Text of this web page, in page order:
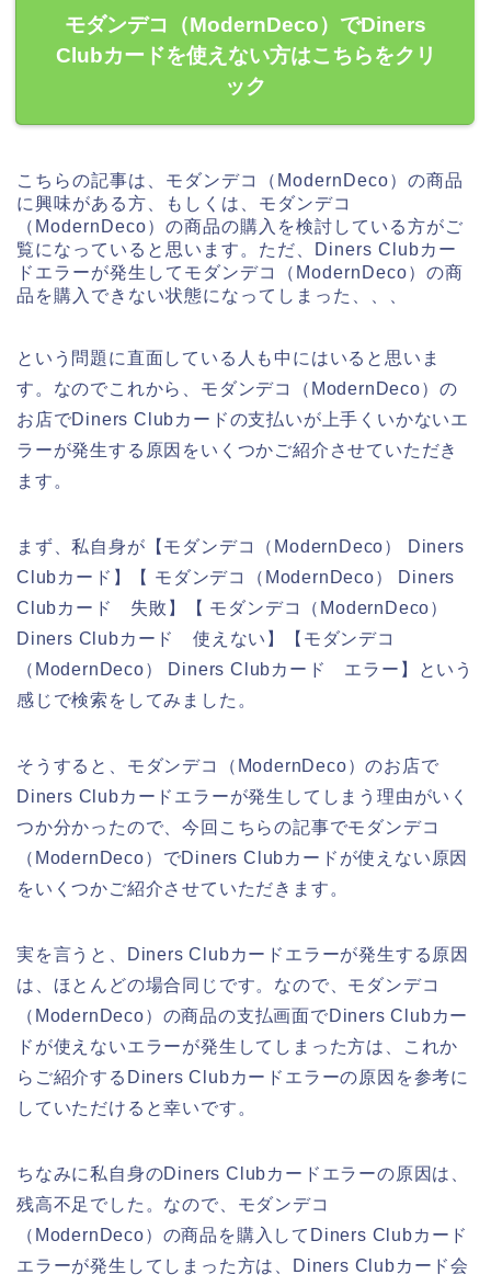
モダンデコ（ModernDeco）でDiners
Clubカードを使えない方はこちらをクリ
ック
こちらの記事は、モダンデコ（ModernDeco）の商品
に興味がある方、もしくは、モダンデコ
（ModernDeco）の商品の購入を検討している方がご
覧になっていると思います。ただ、Diners Clubカー
ドエラーが発生してモダンデコ（ModernDeco）の商
品を購入できない状態になってしまった、、、
という問題に直面している人も中にはいると思いま
す。なのでこれから、モダンデコ（ModernDeco）の
お店でDiners Clubカードの支払いが上手くいかないエ
ラーが発生する原因をいくつかご紹介させていただき
ます。
まず、私自身が【モダンデコ（ModernDeco） Diners
Clubカード】【 モダンデコ（ModernDeco） Diners
Clubカード 失敗】【 モダンデコ（ModernDeco）
Diners Clubカード 使えない】【モダンデコ
（ModernDeco） Diners Clubカード エラー】という
感じで検索をしてみました。
そうすると、モダンデコ（ModernDeco）のお店で
Diners Clubカードエラーが発生してしまう理由がいく
つか分かったので、今回こちらの記事でモダンデコ
（ModernDeco）でDiners Clubカードが使えない原因
をいくつかご紹介させていただきます。
実を言うと、Diners Clubカードエラーが発生する原因
は、ほとんどの場合同じです。なので、モダンデコ
（ModernDeco）の商品の支払画面でDiners Clubカー
ドが使えないエラーが発生してしまった方は、これか
らご紹介するDiners Clubカードエラーの原因を参考に
していただけると幸いです。
ちなみに私自身のDiners Clubカードエラーの原因は、
残高不足でした。なので、モダンデコ
（ModernDeco）の商品を購入してDiners Clubカード
エラーが発生してしまった方は、Diners Clubカード会